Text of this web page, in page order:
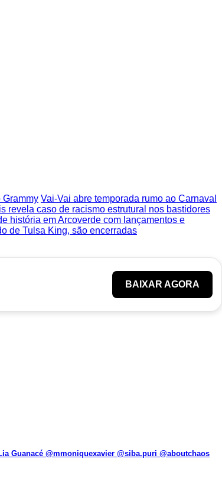
Grammy Vai-Vai abre temporada rumo ao Carnaval
revela caso de racismo estrutural nos bastidores
história em Arcoverde com lançamentos e
de Tulsa King, são encerradas
BAIXAR AGORA
Guanacé @mmoniquexavier @siba.puri @aboutchaos